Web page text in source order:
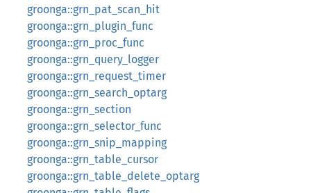
groonga::grn_pat_scan_hit
groonga::grn_plugin_func
groonga::grn_proc_func
groonga::grn_query_logger
groonga::grn_request_timer
groonga::grn_search_optarg
groonga::grn_section
groonga::grn_selector_func
groonga::grn_snip_mapping
groonga::grn_table_cursor
groonga::grn_table_delete_optarg